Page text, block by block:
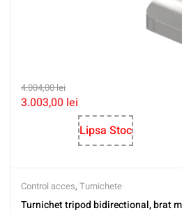
4.004,00lei
3.003,00 lei
Lipsa Stoc
Control acces, Turnichete
Turnichet tripod bidirectional, brat